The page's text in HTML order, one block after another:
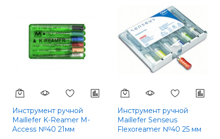
Инструмент ручной
Maillefer K-Reamer M-
Access №40 21мм
Инструмент ручной
Maillefer Senseus
Flexoreamer №40 25 мм